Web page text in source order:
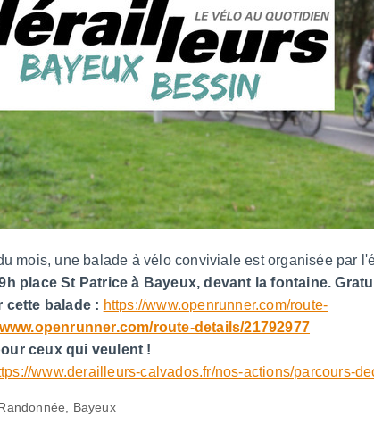
mois, une balade à vélo conviviale est organisée par
place St Patrice à Bayeux, devant la fontaine.
cette balade : https://www.openrunner.com/route-
route-details/21792977
ceux qui veulent !
www.derailleurs-calvados.fr/nos-actions/parcours-
Bayeux